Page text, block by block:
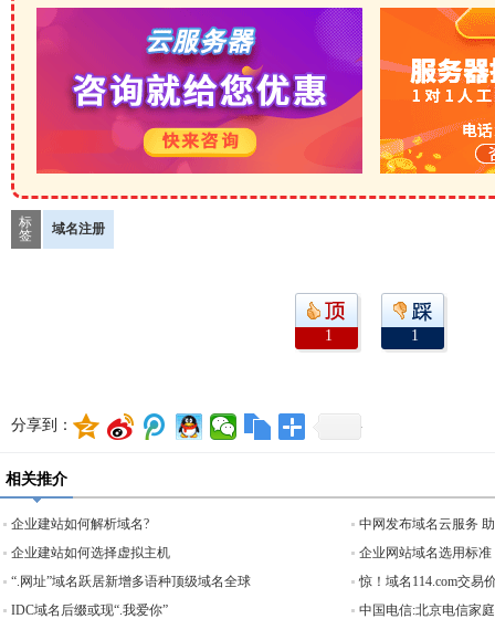
标
签
域名注册
1 1
分享到：
相关推介
企业建站如何解析域名?
企业建站如何选择虚拟主机
“.网址”域名跃居新增多语种顶级域名全球
IDC域名后缀或现“.我爱你”
中网发布域名云服务
企业网站域名选用标准
惊！域名114.com交易
中国电信:北京电信家